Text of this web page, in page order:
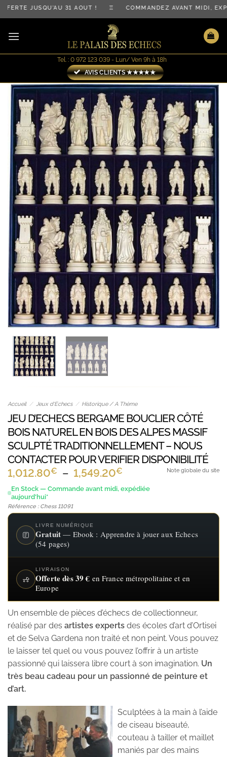
Passer
au
contenu
JUSQU'AU 31 AOÛT ! ♖ COMMANDEZ AVANT MIDI,
Tel. : 0 972 123 039 - Lun/ Ven 9h à 18h
AVIS CLIENTS ★★★★★
Accueil / Jeux d'Echecs / Historique / A Thème
JEU D’ECHECS BERGAME BOUCLIER CÔTÉ
BOIS NATUREL EN BOIS DES ALPES MASSIF
SCULPTÉ TRADITIONNELLEMENT – NOUS
CONTACTER POUR VERIFIER DISPONIBILITÉ
1,012.80€ – 1,549.20€
de
1,012.80€
1,549.20€
En Stock — Commande avant midi, expédiée
aujourd'hui*
Référence : Chess 11091
Note globale du site
LIVRE NUMÉRIQUE
Gratuit — Ebook : Apprendre à jouer aux Echecs
(54 pages)
LIVRAISON
Offerte dès 39 € en France métropolitaine et en
Europe
Un ensemble de pièces d’échecs de collectionneur,
réalisé par des artistes experts des écoles d’art d’Ortisei
et de Selva Gardena non traité et non peint. Vous pouvez
le laisser tel quel ou vous pouvez l’offrir à un artiste
passionné qui laissera libre court à son imagination. Un
très beau cadeau pour un passionné de peinture et
d’art.
Sculptées à la main à l’aide
de ciseau biseauté,
couteau à tailler et maillet
maniés par des mains